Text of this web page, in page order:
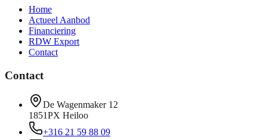
Home
Actueel Aanbod
Financiering
RDW Export
Contact
Contact
De Wagenmaker 12
1851PX Heiloo
+316 21 59 88 09